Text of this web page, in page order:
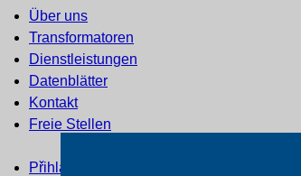
Über uns
Transformatoren
Dienstleistungen
Datenblätter
Kontakt
Freie Stellen
Přihlášení